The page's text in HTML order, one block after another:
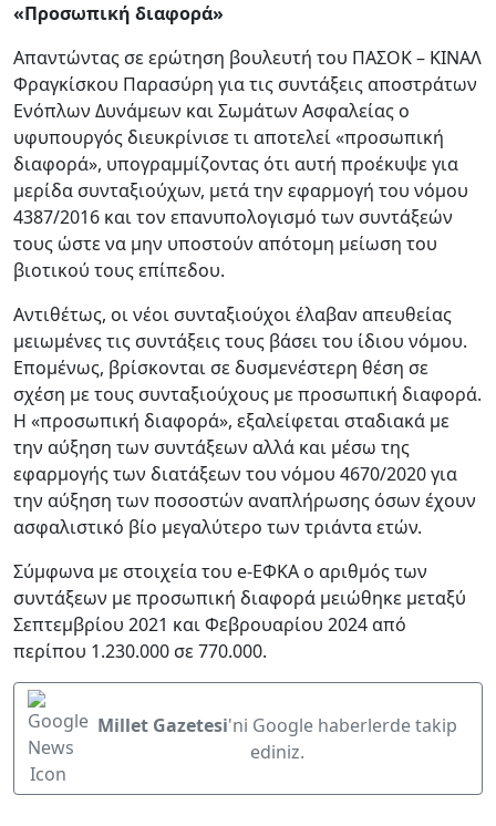
«Προσωπική διαφορά»
Απαντώντας σε ερώτηση βουλευτή του ΠΑΣΟΚ – ΚΙΝΑΛ
Φραγκίσκου Παρασύρη για τις συντάξεις αποστράτων
Ενόπλων Δυνάμεων και Σωμάτων Ασφαλείας ο
υφυπουργός διευκρίνισε τι αποτελεί «προσωπική
διαφορά», υπογραμμίζοντας ότι αυτή προέκυψε για
μερίδα συνταξιούχων, μετά την εφαρμογή του νόμου
4387/2016 και τον επανυπολογισμό των συντάξεών
τους ώστε να μην υποστούν απότομη μείωση του
βιοτικού τους επίπεδου.
Αντιθέτως, οι νέοι συνταξιούχοι έλαβαν απευθείας
μειωμένες τις συντάξεις τους βάσει του ίδιου νόμου.
Επομένως, βρίσκονται σε δυσμενέστερη θέση σε
σχέση με τους συνταξιούχους με προσωπική διαφορά.
Η «προσωπική διαφορά», εξαλείφεται σταδιακά με
την αύξηση των συντάξεων αλλά και μέσω της
εφαρμογής των διατάξεων του νόμου 4670/2020 για
την αύξηση των ποσοστών αναπλήρωσης όσων έχουν
ασφαλιστικό βίο μεγαλύτερο των τριάντα ετών.
Σύμφωνα με στοιχεία του e-ΕΦΚΑ ο αριθμός των
συντάξεων με προσωπική διαφορά μειώθηκε μεταξύ
Σεπτεμβρίου 2021 και Φεβρουαρίου 2024 από
περίπου 1.230.000 σε 770.000.
Millet Gazetesi'ni Google haberlerde takip
ediniz.